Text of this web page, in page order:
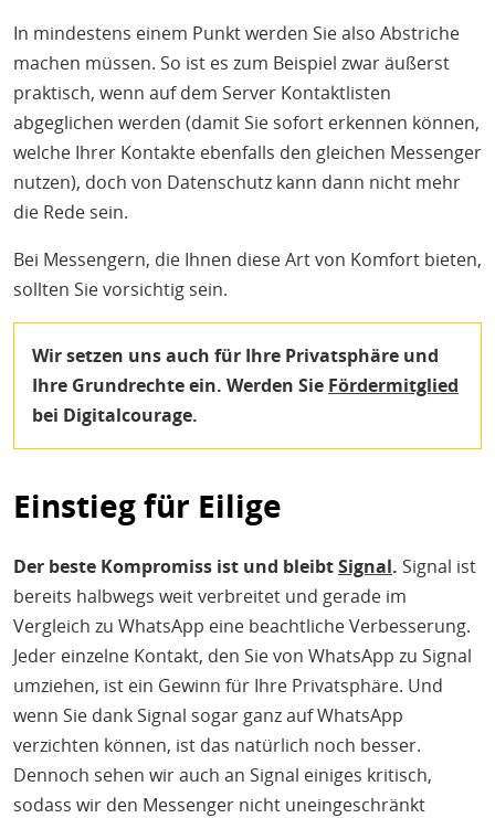
In mindestens einem Punkt werden Sie also Abstriche
machen müssen. So ist es zum Beispiel zwar äußerst
praktisch, wenn auf dem Server Kontaktlisten
abgeglichen werden (damit Sie sofort erkennen können,
welche Ihrer Kontakte ebenfalls den gleichen Messenger
nutzen), doch von Datenschutz kann dann nicht mehr
die Rede sein.
Bei Messengern, die Ihnen diese Art von Komfort bieten,
sollten Sie vorsichtig sein.
Wir setzen uns auch für Ihre Privatsphäre und
Ihre Grundrechte ein. Werden Sie Fördermitglied
bei Digitalcourage.
Einstieg für Eilige
Der beste Kompromiss ist und bleibtSignal. Signal ist
bereits halbwegs weit verbreitet und gerade im
Vergleich zu WhatsApp eine beachtliche Verbesserung.
Jeder einzelne Kontakt, den Sie von WhatsApp zu Signal
umziehen, ist ein Gewinn für Ihre Privatsphäre. Und
wenn Sie dank Signal sogar ganz auf WhatsApp
verzichten können, ist das natürlich noch besser.
Dennoch sehen wir auch an Signal einiges kritisch,
sodass wir den Messenger nicht uneingeschränkt